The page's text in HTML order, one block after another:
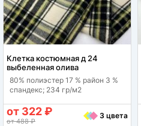
Клетка костюмная д 24
выбеленная олива
80% полиэстер 17 % район 3 %
спандекс; 234 гр/м2
от 322 ₽
от 488 ₽
3 цвета